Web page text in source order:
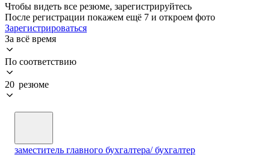
Чтобы видеть все резюме, зарегистрируйтесь
После регистрации покажем ещё 7 и откроем фото
Зарегистрироваться
За всё время
По соответствию
20 резюме
заместитель главного бухгалтера/ бухгалтер